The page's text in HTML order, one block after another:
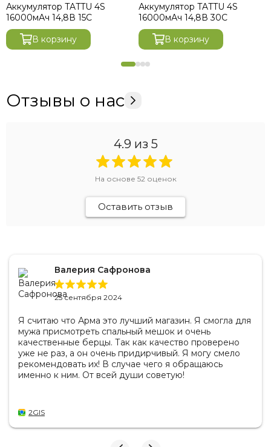
Аккумулятор TATTU 4S
16000мАч 14,8В 15C
В корзину
Аккумулятор TATTU 4S
16000мАч 14,8В 30C
В корзину
Отзывы о нас
4.9 из 5
На основе 52 оценок
Оставить отзыв
Валерия Сафронова
25 сентября 2024
Я считаю что Арма это лучший магазин. Я смогла для
мужа присмотреть спальный мешок и очень
качественные берцы. Так как качество проверено
уже не раз, а он очень придирчивый. Я могу смело
рекомендовать их! В случае чего я обращаюсь
именно к ним. От всей души советую!
2GIS